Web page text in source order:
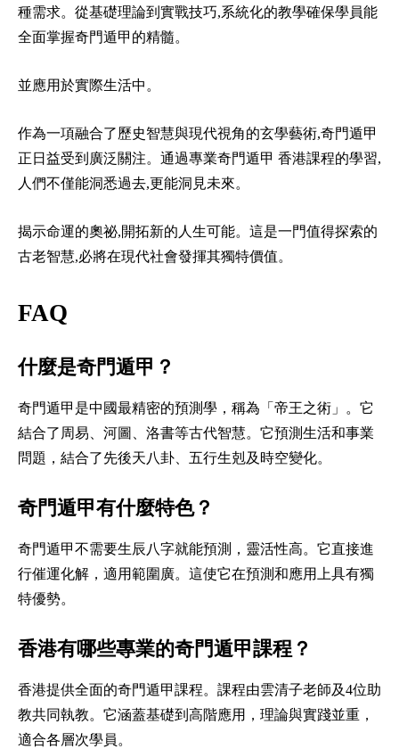
種需求。從基礎理論到實戰技巧,系統化的教學確保學員能
全面掌握奇門遁甲的精髓。
並應用於實際生活中。
作為一項融合了歷史智慧與現代視角的玄學藝術,奇門遁甲
正日益受到廣泛關注。通過專業奇門遁甲 香港課程的學習,
人們不僅能洞悉過去,更能洞見未來。
揭示命運的奧祕,開拓新的人生可能。這是一門值得探索的
古老智慧,必將在現代社會發揮其獨特價值。
FAQ
什麼是奇門遁甲？
奇門遁甲是中國最精密的預測學，稱為「帝王之術」。它
結合了周易、河圖、洛書等古代智慧。它預測生活和事業
問題，結合了先後天八卦、五行生剋及時空變化。
奇門遁甲有什麼特色？
奇門遁甲不需要生辰八字就能預測，靈活性高。它直接進
行催運化解，適用範圍廣。這使它在預測和應用上具有獨
特優勢。
香港有哪些專業的奇門遁甲課程？
香港提供全面的奇門遁甲課程。課程由雲清子老師及4位助
教共同執教。它涵蓋基礎到高階應用，理論與實踐並重，
適合各層次學員。